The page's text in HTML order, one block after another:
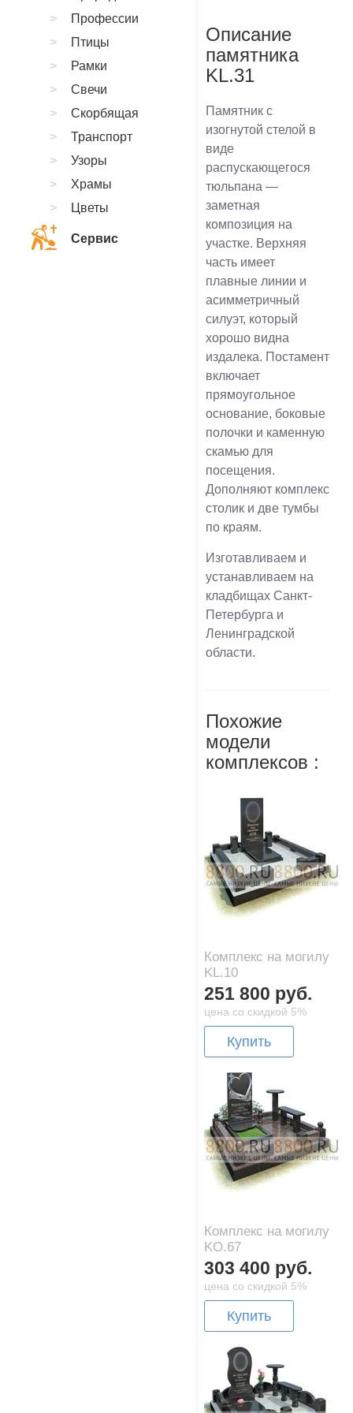
Описание
памятника
KL.31
Памятник с
изогнутой стелой в
виде
распускающегося
тюльпана —
заметная
композиция на
участке. Верхняя
часть имеет
плавные линии и
асимметричный
силуэт, который
хорошо видна
издалека. Постамент
включает
прямоугольное
основание, боковые
полочки и каменную
скамью для
посещения.
Дополняют комплекс
столик и две тумбы
по краям.
Изготавливаем и
устанавливаем на
кладбищах Санкт-
Петербурга и
Ленинградской
области.
Похожие
модели
комплексов :
Комплекс на могилу
KL.10
251 800 руб.
цена со скидкой 5%
Купить
Комплекс на могилу
KO.67
303 400 руб.
цена со скидкой 5%
Купить
Профессии
Птицы
Рамки
Свечи
Скорбящая
Транспорт
Узоры
Храмы
Цветы
Сервис